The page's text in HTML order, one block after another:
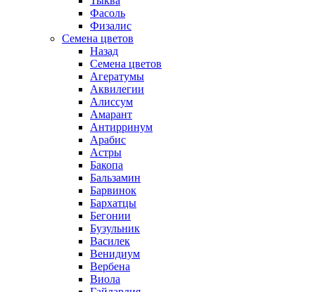
Фасоль
Физалис
Семена цветов
Назад
Семена цветов
Агератумы
Аквилегии
Алиссум
Амарант
Антирринум
Арабис
Астры
Бакопа
Бальзамин
Барвинок
Бархатцы
Бегонии
Бузульник
Василек
Венидиум
Вербена
Виола